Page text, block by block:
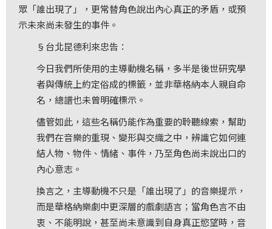
關
於
眾「誰出現了」，更常替角色說出內心真正的矛盾，或預
示未來尚未發生的事件。
§台北昆德利來忠告：
今日我們所使用的主導動機名稱，多半是後世研究學
者與傳統上約定俗成的標籤，並非華格納本人親自命
名，總譜也未曾明確標示。
儘管如此，這些名稱仍能作為重要的聆聽線索，幫助
我們在音樂的重現、變形與交織之中，辨識它如何連
結人物、物件、情緒、事件，乃至角色尚未說出口的
內心意志。
換言之，主導動機不只是「誰出現了」的音樂提示，
而是華格納樂劇中更深層的戲劇語言；當角色言不由
衷、不能明說，甚至尚未意識到自身真正慾望時，音